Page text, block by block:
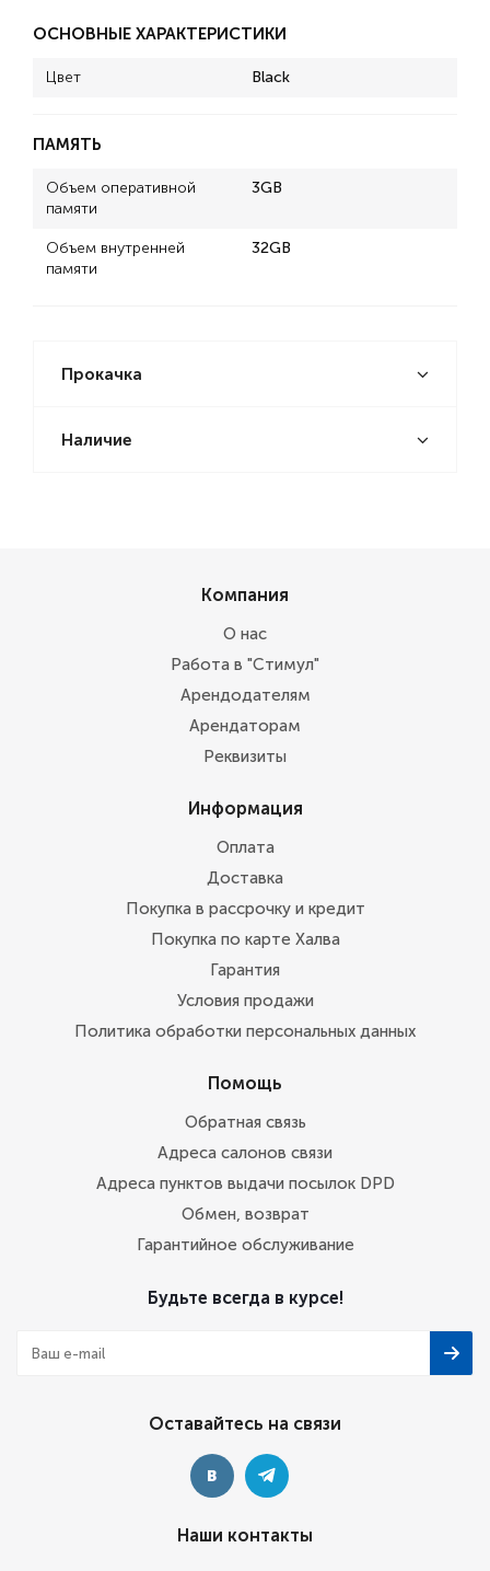
ОСНОВНЫЕ ХАРАКТЕРИСТИКИ
Цвет Black
ПАМЯТЬ
Объем оперативной
памяти
3GB
Объем внутренней
памяти
32GB
Прокачка
Наличие
Компания
О нас
Работа в "Стимул"
Арендодателям
Арендаторам
Реквизиты
Информация
Оплата
Доставка
Покупка в рассрочку и кредит
Покупка по карте Халва
Гарантия
Условия продажи
Политика обработки персональных данных
Помощь
Обратная связь
Адреса салонов связи
Адреса пунктов выдачи посылок DPD
Обмен, возврат
Гарантийное обслуживание
Будьте всегда в курсе!
Оставайтесь на связи
Наши контакты